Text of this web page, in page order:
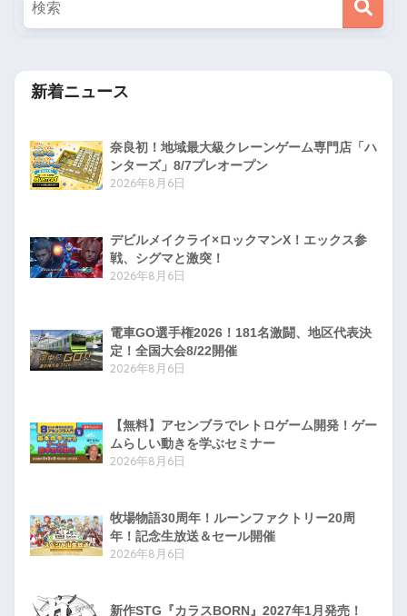
新着ニュース
奈良初！地域最大級クレーンゲーム専門店「ハ
ンターズ」8/7プレオープン
2026年8月6日
デビルメイクライ×ロックマンX！エックス参
戦、シグマと激突！
2026年8月6日
電車GO選手権2026！181名激闘、地区代表決
定！全国大会8/22開催
2026年8月6日
【無料】アセンブラでレトロゲーム開発！ゲー
ムらしい動きを学ぶセミナー
2026年8月6日
牧場物語30周年！ルーンファクトリー20周
年！記念生放送＆セール開催
2026年8月6日
新作STG『カラスBORN』2027年1月発売！